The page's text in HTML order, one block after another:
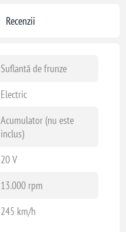
Recenzii
Suflantă de frunze
Electric
Acumulator (nu este
inclus)
20 V
13.000 rpm
245 km/h